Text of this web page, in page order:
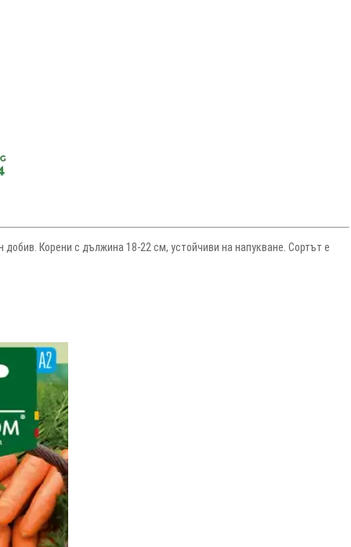
Корени с дължина 18-22 см, устойчиви на напукване. Сортът е